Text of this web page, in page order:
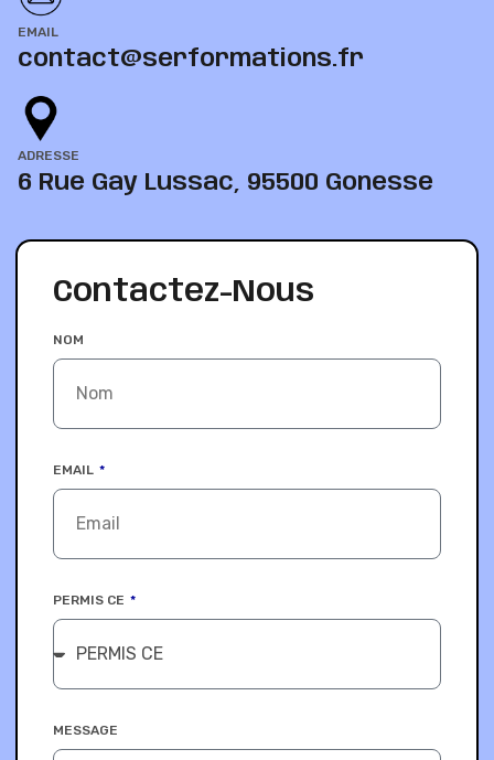
EMAIL
contact@serformations.fr
ADRESSE
6 Rue Gay Lussac, 95500 Gonesse
Contactez-Nous
NOM
EMAIL
PERMIS CE
MESSAGE